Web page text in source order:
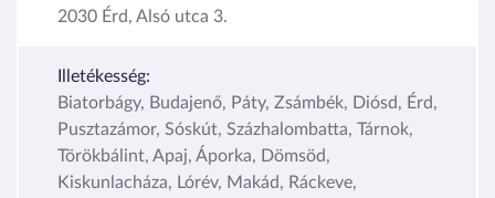
2030 Érd, Alsó utca 3.
Illetékesség:
Biatorbágy, Budajenő, Páty, Zsámbék, Diósd, Érd,
Pusztazámor, Sóskút, Százhalombatta, Tárnok,
Törökbálint, Apaj, Áporka, Dömsöd,
Kiskunlacháza, Lórév, Makád, Ráckeve,